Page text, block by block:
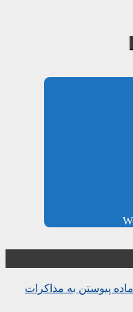
پیوستن به مذاکرات